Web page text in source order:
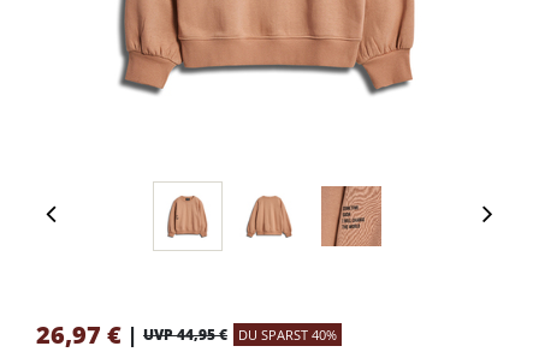
26,97 € | UVP 44,95 € DU SPARST 40%